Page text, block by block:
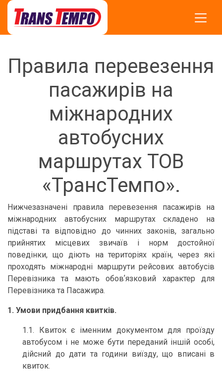
Правила перевезення
пасажирів на
міжнародних
автобусних
маршрутах ТОВ
«ТрансТемпо».
Нижчезазначені правила перевезення пасажирів на
міжнародних автобусних маршрутах складено на
підставі та відповідно до чинних законів, загально
прийнятих місцевих звичаїв і норм достойної
поведінки, що діють на територіях країн, через які
проходять міжнародні маршрути рейсових автобусів
Перевізника та мають обовʼязковий характер для
Перевізника та Пасажира.
1. Умови придбання квитків.
1.1. Квиток є іменним документом для проїзду
автобусом і не може бути переданий іншій особі,
дійсний до дати та години виїзду, що вписані в
квиток.